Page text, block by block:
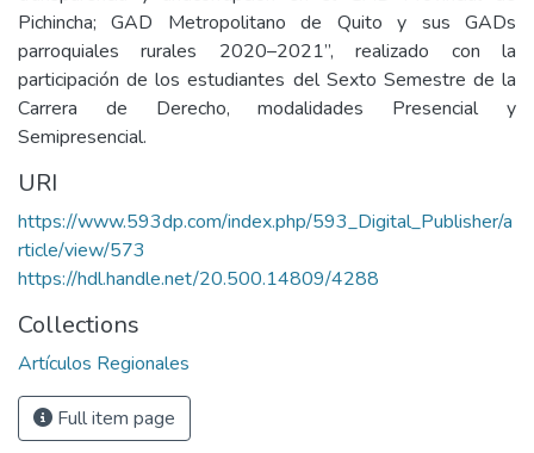
Pichincha; GAD Metropolitano de Quito y sus GADs
parroquiales rurales 2020–2021”, realizado con la
participación de los estudiantes del Sexto Semestre de la
Carrera de Derecho, modalidades Presencial y
Semipresencial.
URI
https://www.593dp.com/index.php/593_Digital_Publisher/a
rticle/view/573
https://hdl.handle.net/20.500.14809/4288
Collections
Artículos Regionales
Full item page